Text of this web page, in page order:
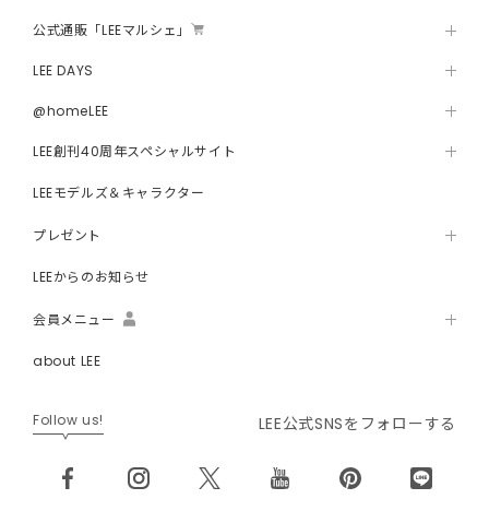
公式通販「LEEマルシェ」
LEE DAYS
@homeLEE
LEE創刊40周年スペシャルサイト
LEEモデルズ＆キャラクター
プレゼント
LEEからのお知らせ
会員メニュー
about LEE
Follow us! LEE公式SNSをフォローする